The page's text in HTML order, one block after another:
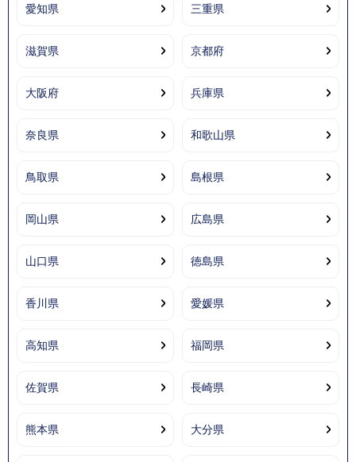
愛知県 三重県
滋賀県 京都府
大阪府 兵庫県
奈良県 和歌山県
鳥取県 島根県
岡山県 広島県
山口県 徳島県
香川県 愛媛県
高知県 福岡県
佐賀県 長崎県
熊本県 大分県